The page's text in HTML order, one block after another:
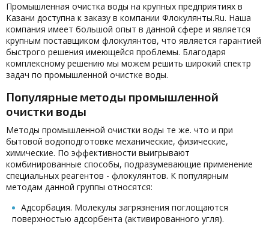
Промышленная очистка воды на крупных предприятиях в
Казани доступна к заказу в компании Флокулянты.Ru. Наша
компания имеет большой опыт в данной сфере и является
крупным поставщиком флокулянтов, что является гарантией
быстрого решения имеющейся проблемы. Благодаря
комплексному решению мы можем решить широкий спектр
задач по промышленной очистке воды.
Популярные методы промышленной
очистки воды
Методы промышленной очистки воды те же. что и при
бытовой водоподготовке механические, физические,
химические. По эффективности выигрывают
комбинированные способы, подразумевающие применение
специальных реагентов - флокулянтов. К популярным
методам данной группы относятся:
Адсорбация. Молекулы загрязнения поглощаются
поверхностью адсорбента (активированного угля).